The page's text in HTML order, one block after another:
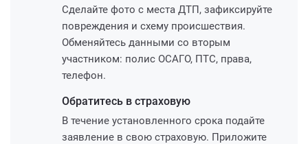
Сделайте фото с места ДТП, зафиксируйте
повреждения и схему происшествия.
Обменяйтесь данными со вторым
участником: полис ОСАГО, ПТС, права,
телефон.
Обратитесь в страховую
В течение установленного срока подайте
заявление в свою страховую. Приложите